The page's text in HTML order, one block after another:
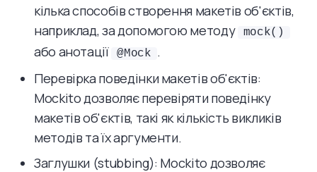
кілька способів створення макетів об'єктів,
наприклад, за допомогою методу
mock()
або анотації @Mock .
Перевірка поведінки макетів об'єктів:
Mockito дозволяє перевіряти поведінку
макетів об'єктів, такі як кількість викликів
методів та їх аргументи.
Заглушки (stubbing): Mockito дозволяє